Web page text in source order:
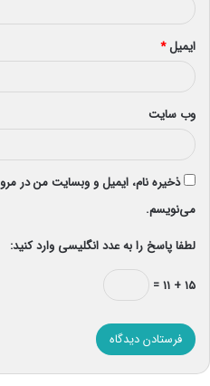
ایمیل*
وب‌ سایت
ذخیره نام، ایمیل و وبسایت من در
می‌نویسم.
لطفا پاسخ را به عدد انگلیسی وارد کنید:
۱۵ + ۱۱ =